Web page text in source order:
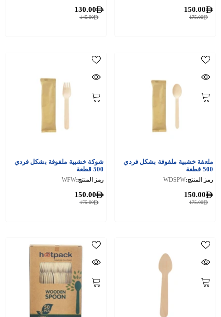
175.00
150.00
145.00
130.00
ملعقة خشبية ملفوفة بشكل فردي
500 قطعة
رمز المنتج:WDSPW
175.00
150.00
شوكة خشبية ملفوفة بشكل فردي
500 قطعة
رمز المنتج:WFW
175.00
150.00